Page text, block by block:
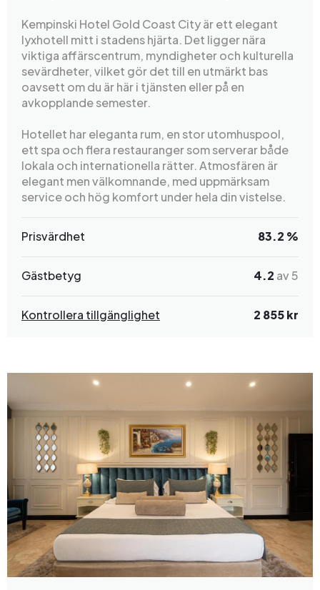
Kempinski Hotel Gold Coast City är ett elegant
lyxhotell mitt i stadens hjärta. Det ligger nära
viktiga affärscentrum, myndigheter och kulturella
sevärdheter, vilket gör det till en utmärkt bas
oavsett om du är här i tjänsten eller på en
avkopplande semester.
Hotellet har eleganta rum, en stor utomhuspool,
ett spa och flera restauranger som serverar både
lokala och internationella rätter. Atmosfären är
elegant men välkomnande, med uppmärksam
service och hög komfort under hela din vistelse.
Prisvärdhet 83.2 %
Gästbetyg 4.2 av 5
Kontrollera tillgänglighet 2 855 kr